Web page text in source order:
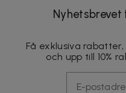
Få exklusiva
och upp till 10%